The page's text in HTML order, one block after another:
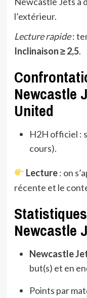
l’extérieur.
Lecture rapide:
Inclinaison ≥ 2,5.
Newcastle
United
H2H officiel :
cours).
Lecture: on
récente et le
Newcastle
Newcastle
but(s) et en
Points par